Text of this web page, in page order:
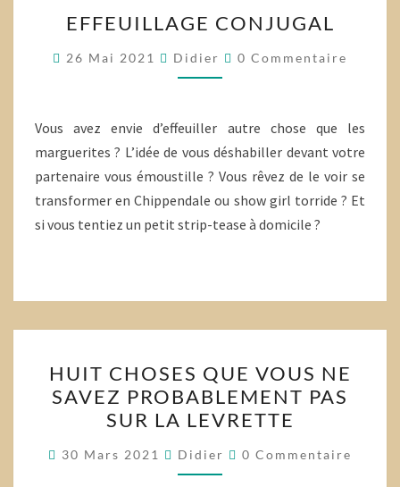
CONJUGAL
EFFEUILLAGE CONJUGAL
26 Mai 2021 Didier Commentaires
0 Commentaire
Vous avez envie d’effeuiller autre chose que les
marguerites ? L’idée de vous déshabiller devant votre
partenaire vous émoustille ? Vous rêvez de le voir se
transformer en Chippendale ou show girl torride ? Et
si vous tentiez un petit strip-tease à domicile ?
CHOSES
QUE
VOUS
NE
SAVEZ
HUIT CHOSES QUE VOUS NE
SAVEZ PROBABLEMENT PAS
SUR LA LEVRETTE
30 Mars 2021 Didier Commentaires
0 Commentaire